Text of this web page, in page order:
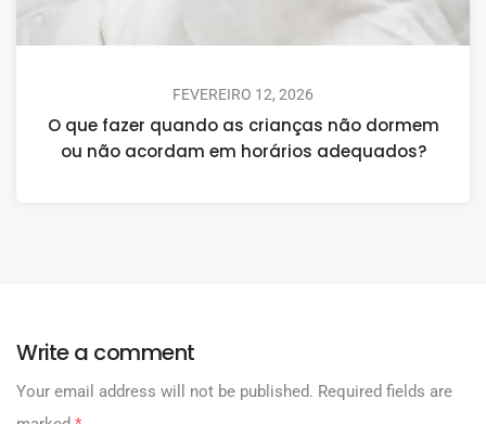
FEVEREIRO 12, 2026
O que fazer quando as crianças não dormem
ou não acordam em horários adequados?
Write a comment
Your email address will not be published. Required fields are